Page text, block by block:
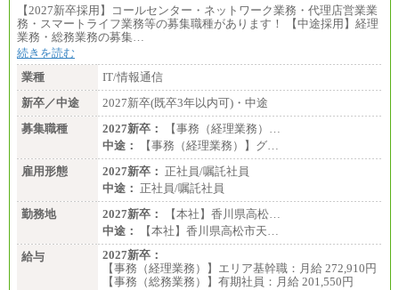
【2027新卒採用】コールセンター・ネットワーク業務・代理店営業業
務・スマートライフ業務等の募集職種があります！ 【中途採用】経理
業務・総務業務の募集…
続きを読む
業種
IT/情報通信
新卒／中途
2027新卒(既卒3年以内可)・中途
募集職種
2027新卒：
【事務（経理業務）…
中途：
【事務（経理業務）】グ…
雇用形態
2027新卒： 正社員/嘱託社員
中途： 正社員/嘱託社員
勤務地
2027新卒：
【本社】香川県高松…
中途：
【本社】香川県高松市天…
給与
2027新卒：
【事務（経理業務）】エリア基幹職：月給 272,910円
【事務（総務業務）】有期社員：月給 201,550円